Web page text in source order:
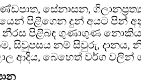
සේනාසන,
පිළිගෙන දුන් අයට පින්
නීරස පිළිබඳ ගුණාගුණ
සිවුපසය නම් සිවුරු, දානය,
ආදිය, බෙහෙත් වර්ග වලින්